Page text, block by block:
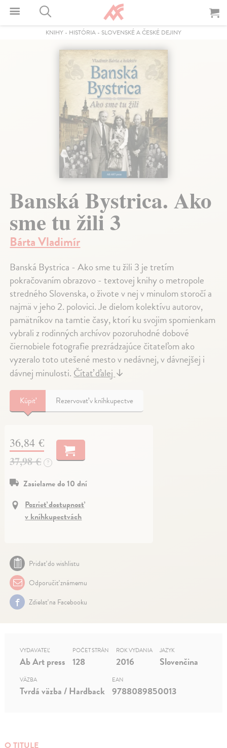
KNIHY - HISTÓRIA - SLOVENSKÉ A ČESKÉ DEJINY
Banská Bystrica. Ako
sme tu žili 3
Bárta Vladimír
Banská Bystrica - Ako sme tu žili 3 je tretím
pokračovaním obrazovo - textovej knihy o metropole
stredného Slovenska, o živote v nej v minulom storočí a
najmä v jeho 2. polovici. Je dielom kolektívu autorov,
pamätníkov na tamtie časy, ktorí ku svojim spomienkam
vybrali z rodinných archívov pozoruhodné dobové
čiernobiele fotografie prezrádzajúce čitateľom ako
vyzeralo toto utešené mesto v nedávnej, v dávnejšej i
dávnej minulosti.Čítať ďalej↓
Kúpiť Rezervovať v kníhkupectve
36,84 €
37,98 € ?
Zasielame do 10 dní
Pozrieť dostupnosť
v kníhkupectvách
Pridať do wishlistu
Odporučiť známemu
Zdielať na Facebooku
VYDAVATEĽ
Ab Art press
POČET STRÁN
128
ROK VYDANIA
2016
JAZYK
Slovenčina
VÄZBA
Tvrdá väzba / Hardback
EAN
9788089850013